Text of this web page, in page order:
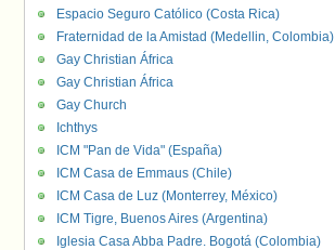
Espacio Seguro Católico (Costa Rica)
Fraternidad de la Amistad (Medellin, Colombia)
Gay Christian África
Gay Christian África
Gay Church
Ichthys
ICM "Pan de Vida" (España)
ICM Casa de Emmaus (Chile)
ICM Casa de Luz (Monterrey, México)
ICM Tigre, Buenos Aires (Argentina)
Iglesia Casa Abba Padre. Bogotá (Colombia)